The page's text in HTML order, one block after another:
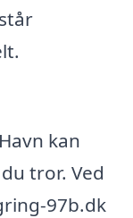
kan
tror. Ved
97b.dk